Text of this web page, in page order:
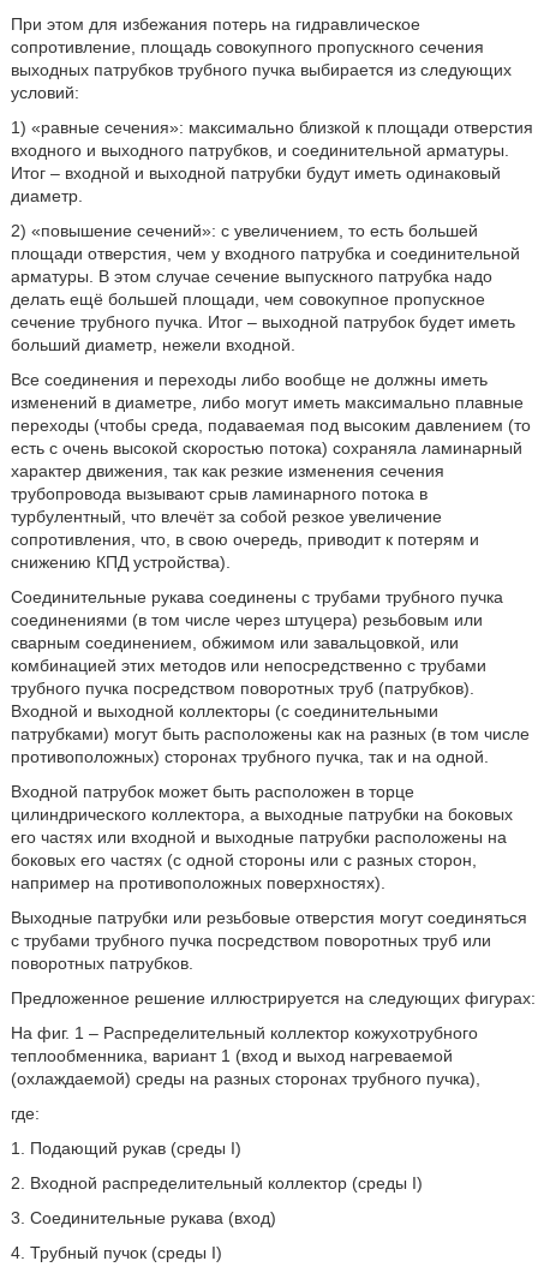
При этом для избежания потерь на гидравлическое
сопротивление, площадь совокупного пропускного сечения
выходных патрубков трубного пучка выбирается из следующих
условий:
1) «равные сечения»: максимально близкой к площади отверстия
входного и выходного патрубков, и соединительной арматуры.
Итог – входной и выходной патрубки будут иметь одинаковый
диаметр.
2) «повышение сечений»: с увеличением, то есть большей
площади отверстия, чем у входного патрубка и соединительной
арматуры. В этом случае сечение выпускного патрубка надо
делать ещё большей площади, чем совокупное пропускное
сечение трубного пучка. Итог – выходной патрубок будет иметь
больший диаметр, нежели входной.
Все соединения и переходы либо вообще не должны иметь
изменений в диаметре, либо могут иметь максимально плавные
переходы (чтобы среда, подаваемая под высоким давлением (то
есть с очень высокой скоростью потока) сохраняла ламинарный
характер движения, так как резкие изменения сечения
трубопровода вызывают срыв ламинарного потока в
турбулентный, что влечёт за собой резкое увеличение
сопротивления, что, в свою очередь, приводит к потерям и
снижению КПД устройства).
Соединительные рукава соединены с трубами трубного пучка
соединениями (в том числе через штуцера) резьбовым или
сварным соединением, обжимом или завальцовкой, или
комбинацией этих методов или непосредственно с трубами
трубного пучка посредством поворотных труб (патрубков).
Входной и выходной коллекторы (c соединительными
патрубками) могут быть расположены как на разных (в том числе
противоположных) сторонах трубного пучка, так и на одной.
Входной патрубок может быть расположен в торце
цилиндрического коллектора, а выходные патрубки на боковых
его частях или входной и выходные патрубки расположены на
боковых его частях (с одной стороны или с разных сторон,
например на противоположных поверхностях).
Выходные патрубки или резьбовые отверстия могут соединяться
с трубами трубного пучка посредством поворотных труб или
поворотных патрубков.
Предложенное решение иллюстрируется на следующих фигурах:
На фиг. 1 – Распределительный коллектор кожухотрубного
теплообменника, вариант 1 (вход и выход нагреваемой
(охлаждаемой) среды на разных сторонах трубного пучка),
где:
1. Подающий рукав (среды I)
2. Входной распределительный коллектор (среды I)
3. Соединительные рукава (вход)
4. Трубный пучок (среды I)